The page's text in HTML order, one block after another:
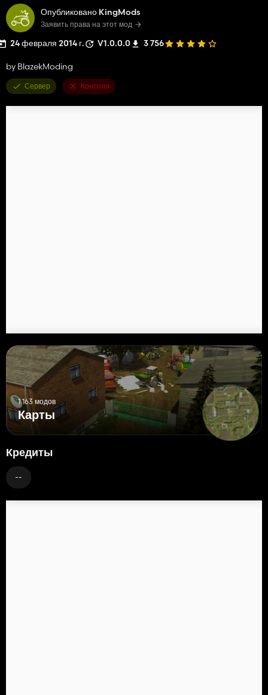
Опубликовано KingMods
Заявить права на этот мод
24 февраля 2014 г. V1.0.0.0 3 756
by BlazekModing
Сервер Консоли
1 163 модов
Карты
Кредиты
--